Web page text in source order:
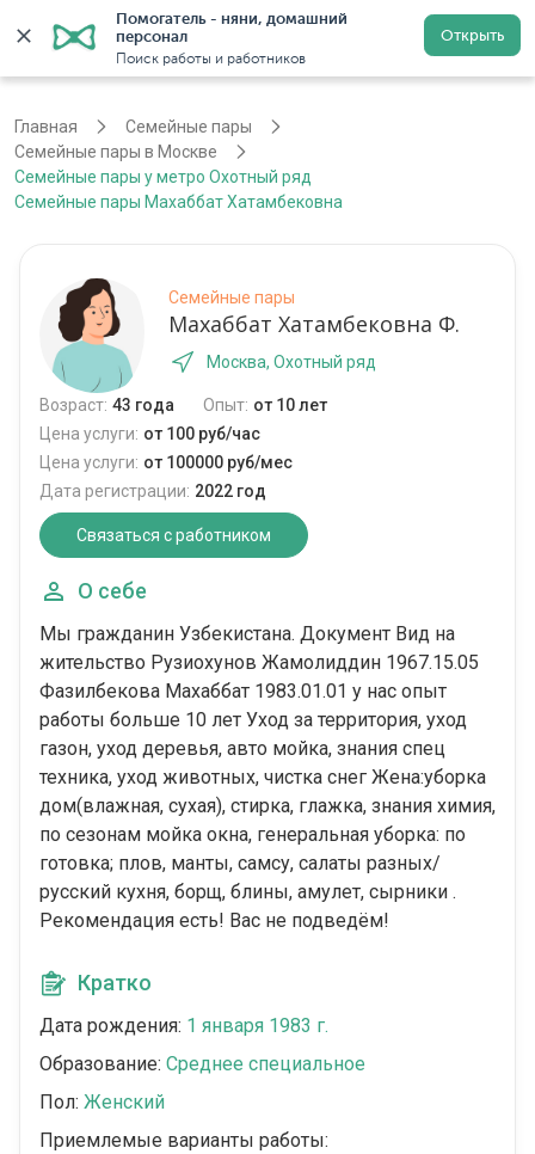
Помогатель - няни, домашний
персонал
Поиск работы и работников
Открыть
Регистрация
Главная
Семейные пары
Семейные пары в Москве
Семейные пары у метро Охотный ряд
Семейные пары Махаббат Хатамбековна
Семейные пары
Махаббат Хатамбековна Ф.
Москва, Охотный ряд
Возраст: 43 года Опыт: от 10 лет
Цена услуги: от 100 руб/час
Цена услуги: от 100000 руб/мес
Дата регистрации: 2022 год
Связаться с работником
О себе
Мы гражданин Узбекистана. Документ Вид на
жительство Рузиохунов Жамолиддин 1967.15.05
Фазилбекова Махаббат 1983.01.01 у нас опыт
работы больше 10 лет Уход за территория, уход
газон, уход деревья, авто мойка, знания спец
техника, уход животных, чистка снег Жена:уборка
дом(влажная, сухая), стирка, глажка, знания химия,
по сезонам мойка окна, генеральная уборка: по
готовка; плов, манты, самсу, салаты разных/
русский кухня, борщ, блины, амулет, сырники .
Рекомендация есть! Вас не подведëм!
Кратко
Дата рождения: 1 января 1983 г.
Образование: Среднее специальное
Пол: Женский
Приемлемые варианты работы: